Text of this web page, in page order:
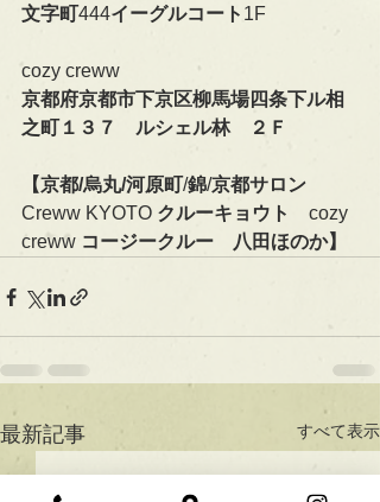
文字町 444イーグルコート 1F
cozy creww
京都府京都市下京区柳馬場四条下ル相
之町１３７　ルシェル林　２Ｆ
【京都/烏丸/河原町 /錦/京都サロン
Creww KYOTO クルーキョウト cozy
creww コージークルー　八田ほのか】
最新記事 すべて表示